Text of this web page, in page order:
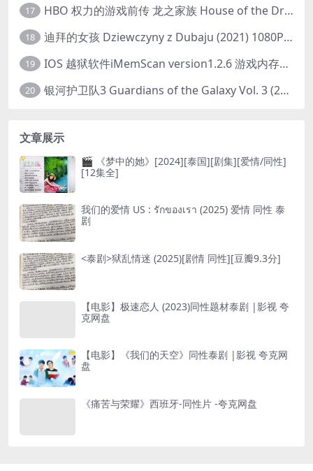
17 HBO 权力的游戏前传 龙之家族 House of the Dragon (2022) 中字 1080P 更新4集
18 迪拜的女孩 Dziewczyny z Dubaju (2021) 1080P 中字
19 IOS 越狱软件iMemScan version1.2.6 游戏内存修改器
20 银河护卫队3 Guardians of the Galaxy Vol. 3 (2023)4K高清资源1080p只分享精品
文章展示
🎬 《梦中的她》[2024][泰国][剧集][爱情/同性]
[12集全]
我们的爱情 US : รักของเรา (2025) 爱情 同性 泰
剧
<泰剧>狱乱情迷 (2025)[剧情 同性][豆瓣9.3分]
【电影】极速恋人 (2023)同性题材泰剧 |影视 夸
克网盘
【电影】《我们的天空》同性泰剧 |影视 夸克网
盘
《痛苦与荣耀》西班牙-同性片 -夸克网盘